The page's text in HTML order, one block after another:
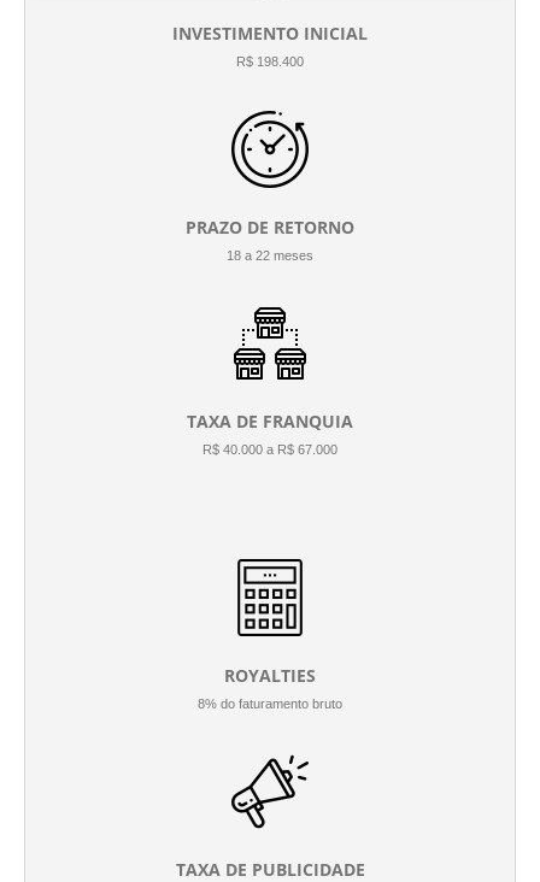
INVESTIMENTO INICIAL
R$ 198.400
PRAZO DE RETORNO
18 a 22 meses
TAXA DE FRANQUIA
R$ 40.000 a R$ 67.000
ROYALTIES
8% do faturamento bruto
TAXA DE PUBLICIDADE